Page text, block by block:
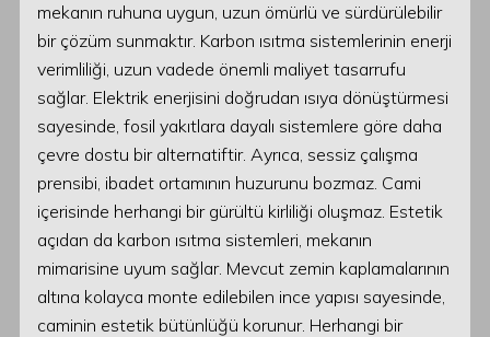
mekanın ruhuna uygun, uzun ömürlü ve sürdürülebilir
bir çözüm sunmaktır. Karbon ısıtma sistemlerinin enerji
verimliliği, uzun vadede önemli maliyet tasarrufu
sağlar. Elektrik enerjisini doğrudan ısıya dönüştürmesi
sayesinde, fosil yakıtlara dayalı sistemlere göre daha
çevre dostu bir alternatiftir. Ayrıca, sessiz çalışma
prensibi, ibadet ortamının huzurunu bozmaz. Cami
içerisinde herhangi bir gürültü kirliliği oluşmaz. Estetik
açıdan da karbon ısıtma sistemleri, mekanın
mimarisine uyum sağlar. Mevcut zemin kaplamalarının
altına kolayca monte edilebilen ince yapısı sayesinde,
caminin estetik bütünlüğü korunur. Herhangi bir